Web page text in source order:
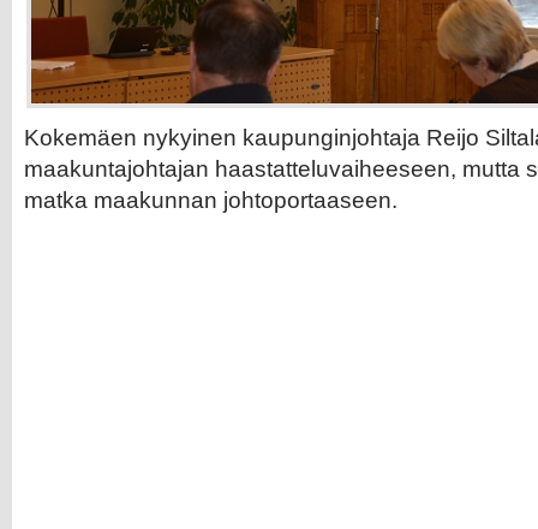
Kokemäen nykyinen kaupunginjohtaja Reijo
maakuntajohtajan haastatteluvaiheeseen, mutta
matka maakunnan johtoportaaseen.